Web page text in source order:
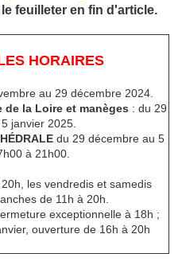
feuilleter en fin d'article.
HORAIRES
au 29 décembre 2024.
de la Loire et manèges : du 29
janvier 2025.
du 29 décembre au 5
à 21h00.
les vendredis et samedis
de 11h à 20h.
exceptionnelle à 18h ;
ouverture de 16h à 20h